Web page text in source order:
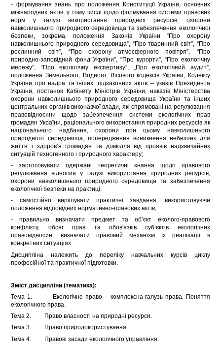
- формування знань про положення Конституції України, основних
міжнародних актів, у тому числі щодо формування системи правових
норм у галузі використання природних ресурсів, охорони
навколишнього природного середовища та забезпечення екологічної
безпеки, зокрема, положення Законів України “Про охорону
навколишнього природного середовища”, “Про тваринний світ”, “Про
рослинний світ”, “Про охорону атмосферного повітря”, “Про
природно-заповідний фонд України”, “Про курорти”, “Про екологічну
мережу”, “Про екологічну експертизу”, „Про екологічний аудит”,
положення Земельного, Водного, Лісового кодексів України, Кодексу
України про надра та інших, підзаконних актів – указів Президента
України, постанов Кабінету Міністрів України, наказів Міністерства
охорони навколишнього природного середовища України та інших
центральних органів виконавчої влади, які спрямовані на регулювання
правовідносини щодо забезпечення системи екологічних прав
громадян України, раціонального використання природних ресурсів як
національного надбання, охорони при цьому навколишнього
природного середовища, попередження виникнення небезпек для
життя і здоров’я громадян та довкілля від проявів надзвичайних
ситуацій техногенного і природного характеру;
- застосовувати одержані теоретичні знання щодо правового
регулювання відносин у галузі використання природних ресурсів,
охорони навколишнього природного середовища та забезпечення
екологічної безпеки на практиці;
- самостійно вирішувати практичні завдання, використовуючи
положення відповідних нормативно-правових актів;
- правильно визначати предмет та об’єкт еколого-правового
конфлікту, обсяг прав та обов'язків суб’єктів екологічних
правовідносин, визначати правовий механізм їх реалізації в
конкретних ситуаціях.
Дисципліна належить до переліку навчальних курсів циклу
професійної та практичної підготовки.
Зміст дисципліни (тематика):
Тема 1. Екологічне право – комплексна галузь права. Поняття
екологічного права.
Тема 2. Право власності на природні ресурси.
Тема 3. Право природокористування.
Тема 4. Правові засади екологічного управління.